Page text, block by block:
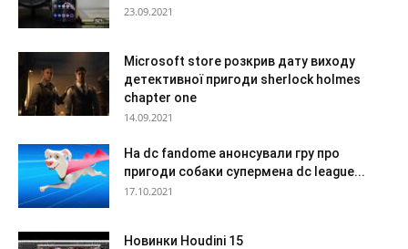
23.09.2021
Microsoft store розкрив дату виходу
детективної пригоди sherlock holmes
chapter one
14.09.2021
На dc fandome анонсували гру про
пригоди собаки супермена dc league...
17.10.2021
Новинки Houdini 15